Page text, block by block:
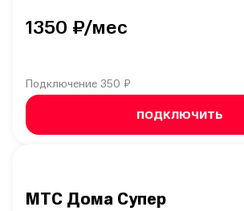
1350 ₽/мес
Подключение 350 ₽
ПОДКЛЮЧИТЬ
МТС Дома Супер